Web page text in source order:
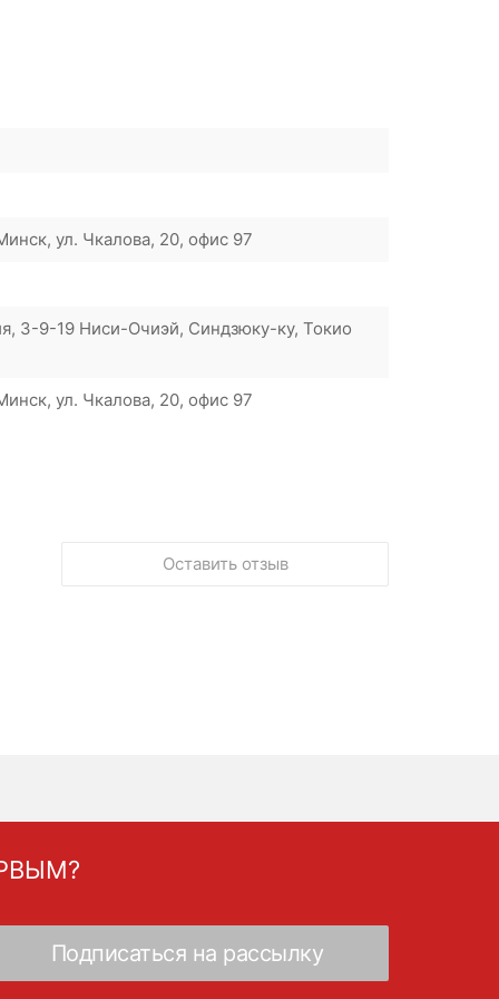
ул. Чкалова, 20, офис 97
3-9-19 Ниси-Очиэй, Синдзюку-ку, Токио
ул. Чкалова, 20, офис 97
Оставить отзыв